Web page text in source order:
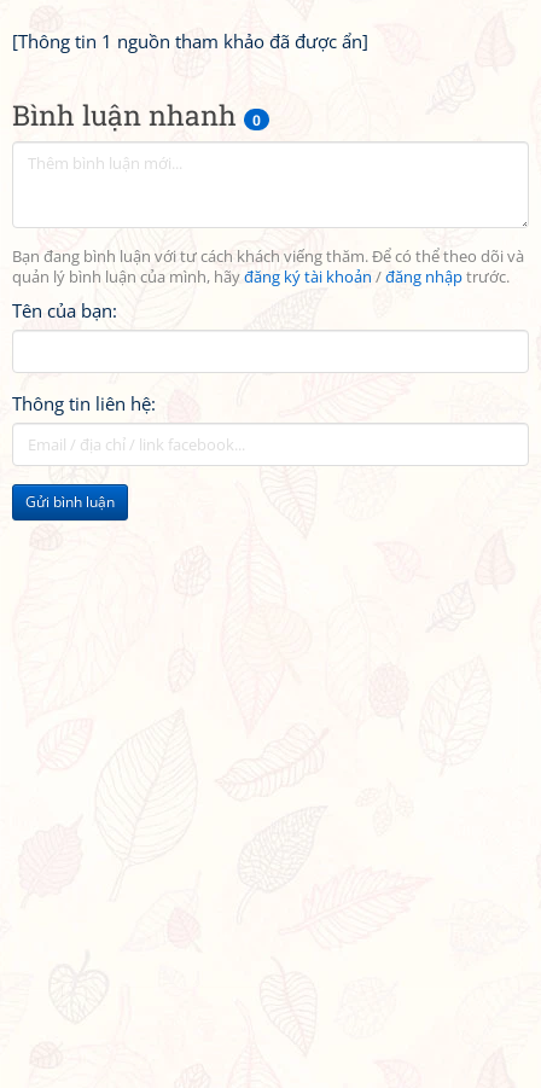
Bình luận nhanh 0
Bạn đang bình luận với tư cách khách viếng thăm. Để có thể theo dõi và
quản lý bình luận của mình, hãyđăng ký tài khoản /đăng nhậptrước.
Tên của bạn:
Thông tin liên hệ:
Gửi bình luận
[Thông tin 1 nguồn tham khảo đã được ẩn]